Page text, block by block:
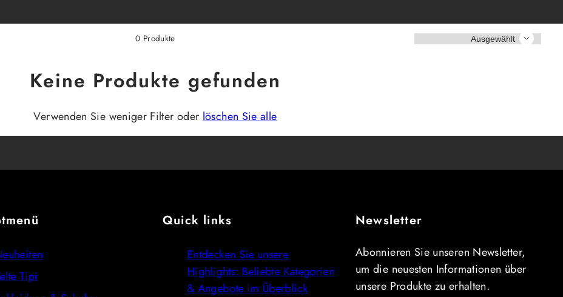
0 Produkte Sortieren
Keine Produkte gefunden
Verwenden Sie weniger Filter oderlöschen Sie alle
Tipi
Quick links
Entdecken Sie unsere
Highlights: Beliebte Kategorien
& Angebote im Überblick
Newsletter
Abonnieren Sie unseren Newsletter,
um die neuesten Informationen über
unsere Produkte zu erhalten.